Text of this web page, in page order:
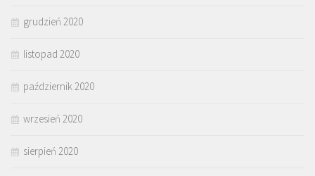
grudzień 2020
listopad 2020
październik 2020
wrzesień 2020
sierpień 2020